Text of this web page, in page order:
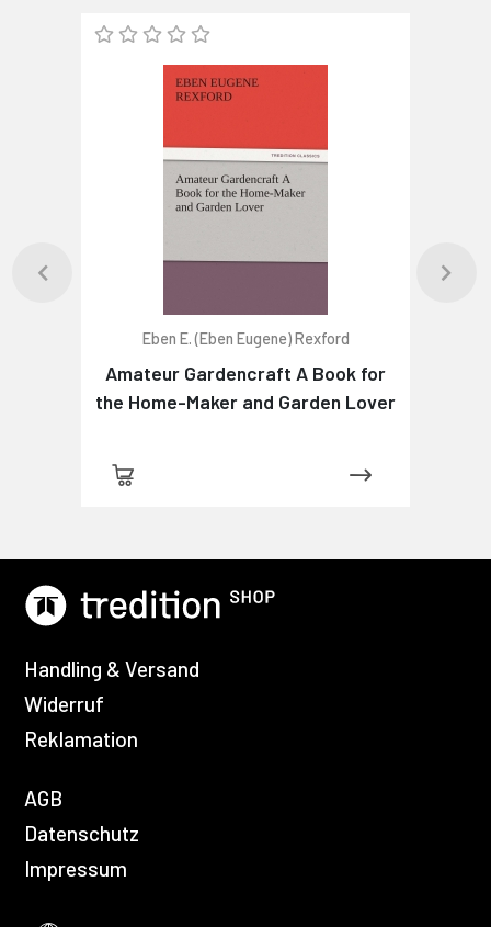
Eben E. (Eben Eugene) Rexford
Amateur Gardencraft A Book for
the Home-Maker and Garden Lover
Handling & Versand
Widerruf
Reklamation
AGB
Datenschutz
Impressum